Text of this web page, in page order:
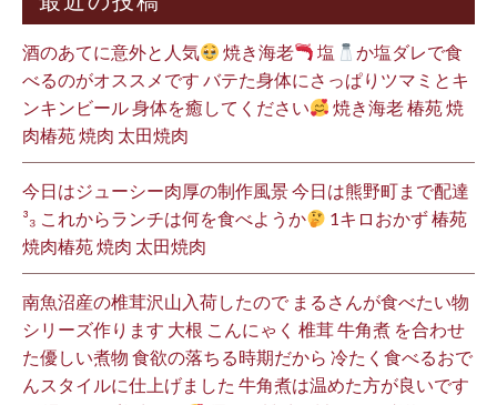
酒のあてに意外と人気 焼き海老 塩
か塩ダレで食
べるのがオススメです バテた身体にさっぱりツマミとキ
ンキンビール 身体を癒してください
焼き海老 椿苑 焼
肉椿苑 焼肉 太田焼肉
今日はジューシー肉厚の制作風景 今日は熊野町まで配達
³₃ これからランチは何を食べようか
1キロおかず 椿苑
焼肉椿苑 焼肉 太田焼肉
南魚沼産の椎茸沢山入荷したので まるさんが食べたい物
シリーズ作ります 大根 こんにゃく 椎茸 牛角煮 を合わせ
た優しい煮物 食欲の落ちる時期だから 冷たく食べるおで
んスタイルに仕上げました 牛角煮は温めた方が良いです